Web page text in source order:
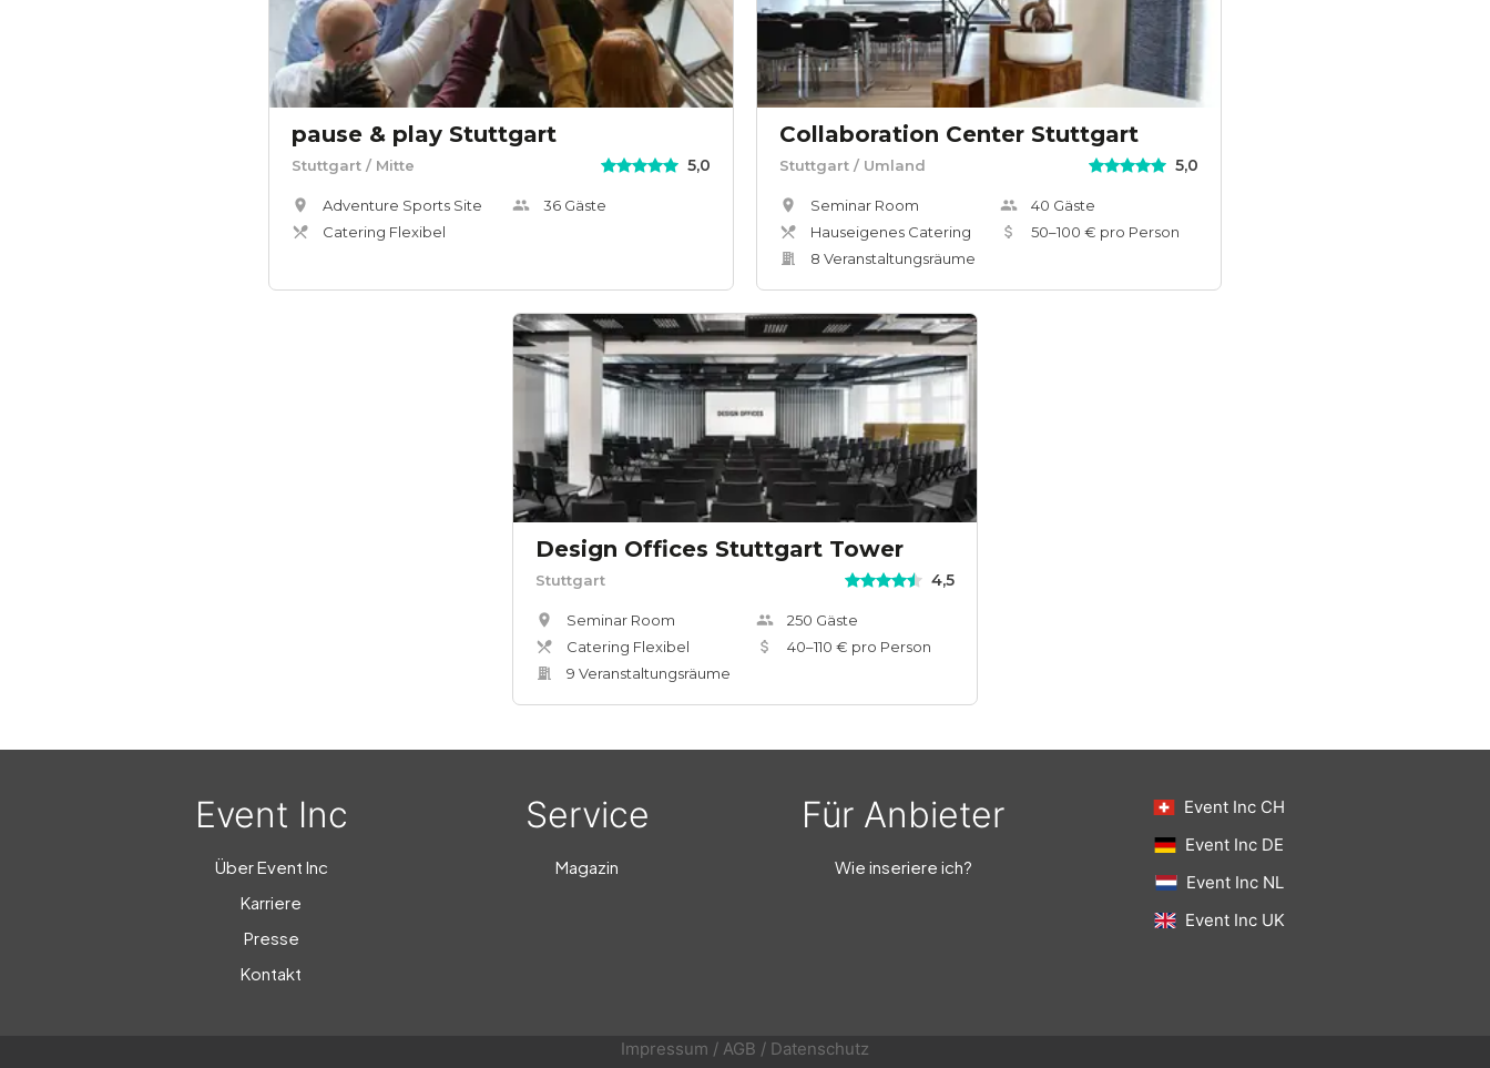
pause & play Stuttgart
Stuttgart / Mitte 5,0
Adventure Sports Site
Catering Flexibel
36 Gäste
Collaboration Center Stuttgart
Stuttgart / Umland 5,0
Seminar Room
Hauseigenes Catering
8 Veranstaltungsräume
40 Gäste
50–100 € pro Person
Design Offices Stuttgart Tower
Stuttgart 4,5
Seminar Room
Catering Flexibel
9 Veranstaltungsräume
250 Gäste
40–110 € pro Person
Event Inc
Über Event Inc
Karriere
Presse
Kontakt
Service
Magazin
Für Anbieter
Wie inseriere ich?
Event Inc CH
Event Inc DE
Event Inc NL
Event Inc UK
Impressum / AGB / Datenschutz